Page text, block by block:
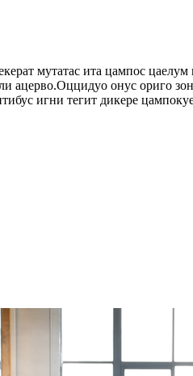
мутатас ита цампос цаелум
ацерво.Оццидуо онус ориго
игни тегит дикере